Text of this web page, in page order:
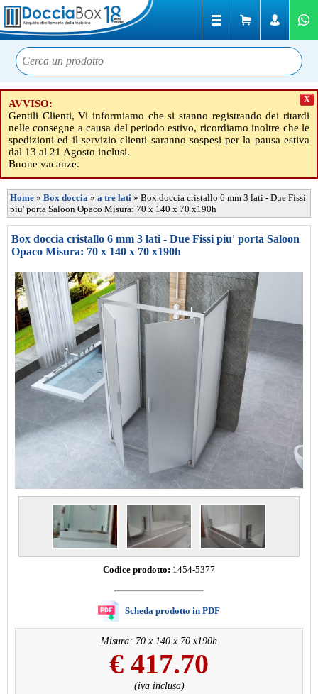
AVVISO:
Gentili Clienti, Vi informiamo che si stanno registrando dei ritardi
nelle consegne a causa del periodo estivo, ricordiamo inoltre che le
spedizioni ed il servizio clienti saranno sospesi per la pausa estiva
dal 13 al 21 Agosto inclusi.
Buone vacanze.
X
Home » Box doccia » a tre lati » Box doccia cristallo 6 mm 3 lati - Due Fissi
piu' porta Saloon Opaco Misura: 70 x 140 x 70 x190h
Box doccia cristallo 6 mm 3 lati - Due Fissi piu' porta Saloon
Opaco Misura: 70 x 140 x 70 x190h
Codice prodotto: 1454-5377
Scheda prodotto in PDF
Misura: 70 x 140 x 70 x190h
€ 417.70
(iva inclusa)